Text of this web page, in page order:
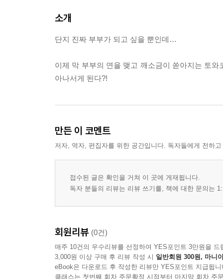
소개
단지 진짜 부부가 되고 싶을 뿐인데…
이제 막 부부의 연을 맺고 깨소금이 쏟아지는 토
아나서게 된다?!
만든 이 코멘트
저자, 역자, 편집자를 위한 공간입니다. 독자들에게 전하
접수된 글은 확인을 거쳐 이 곳에 게재됩니다.
독자 분들의 리뷰는 리뷰 쓰기를, 책에 대한 문의는
회원리뷰 (0건)
매주 10건의 우수리뷰를 선정하여 YES포인트 3만원을 드
3,000원 이상 구매 후 리뷰 작성 시 일반회원 300원, 마니
eBook은 다운로드 후 작성한 리뷰만 YES포인트 지급됩니
클래스는 첫번째 회차 주문확정 시점부터 마지막 회차 주